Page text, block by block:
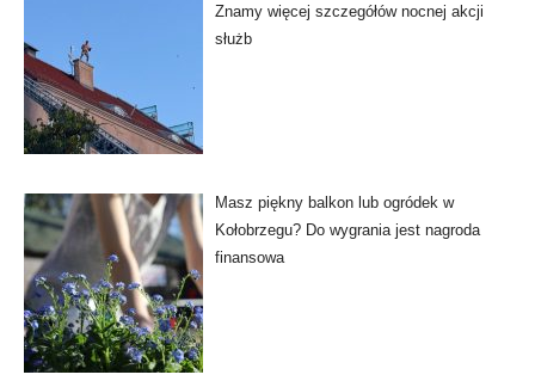
Znamy więcej szczegółów nocnej akcji
służb
Masz piękny balkon lub ogródek w
Kołobrzegu? Do wygrania jest nagroda
finansowa